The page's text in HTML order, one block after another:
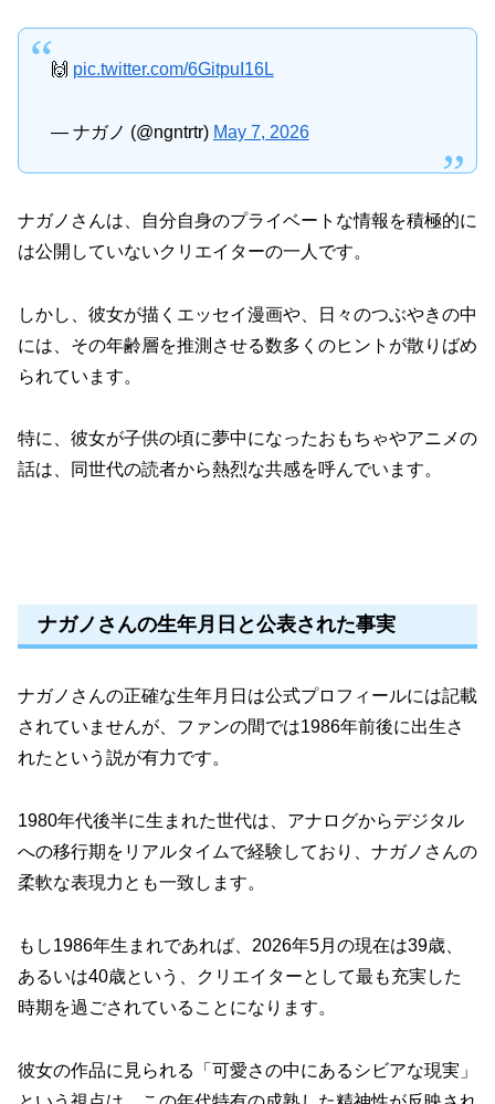
🙌 pic.twitter.com/6GitpuI16L
— ナガノ (@ngntrtr) May 7, 2026
ナガノさんは、自分自身のプライベートな情報を積極的に
は公開していないクリエイターの一人です。
しかし、彼女が描くエッセイ漫画や、日々のつぶやきの中
には、その年齢層を推測させる数多くのヒントが散りばめ
られています。
特に、彼女が子供の頃に夢中になったおもちゃやアニメの
話は、同世代の読者から熱烈な共感を呼んでいます。
ナガノさんの生年月日と公表された事実
ナガノさんの正確な生年月日は公式プロフィールには記載
されていませんが、ファンの間では1986年前後に出生さ
れたという説が有力です。
1980年代後半に生まれた世代は、アナログからデジタル
への移行期をリアルタイムで経験しており、ナガノさんの
柔軟な表現力とも一致します。
もし1986年生まれであれば、2026年5月の現在は39歳、
あるいは40歳という、クリエイターとして最も充実した
時期を過ごされていることになります。
彼女の作品に見られる「可愛さの中にあるシビアな現実」